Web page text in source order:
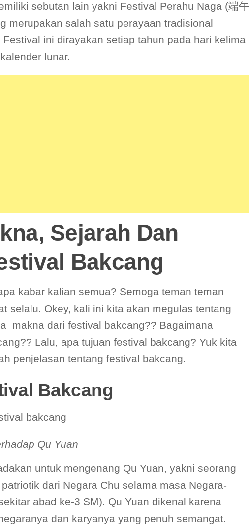
sebutan lain yakni Festival Perahu Naga (端午
merupakan salah satu perayaan tradisional
ini dirayakan setiap tahun pada hari kelima
lunar.
Sejarah Dan
Bakcang
kabar kalian semua? Semoga teman teman
selalu. Okey, kali ini kita akan megulas tentang
makna dari festival bakcang?? Bagaimana
Lalu, apa tujuan festival bakcang? Yuk kita
penjelasan tentang festival bakcang.
Bakcang
bakcang
Qu Yuan
untuk mengenang Qu Yuan, yakni seorang
dari Negara Chu selama masa Negara-
abad ke-3 SM). Qu Yuan dikenal karena
dan karyanya yang penuh semangat.